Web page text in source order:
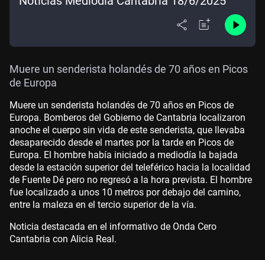
Muere un senderista holandés de 70 años en Picos
de Europa
Muere un senderista holandés de 70 años en Picos de
Europa. Bomberos del Gobierno de Cantabria localizaron
anoche el cuerpo sin vida de este senderista, que llevaba
desaparecido desde el martes por la tarde en Picos de
Europa. El hombre había iniciado a mediodía la bajada
desde la estación superior del teleférico hacia la localidad
de Fuente Dé pero no regresó a la hora prevista. El hombre
fue localizado a unos 10 metros por debajo del camino,
entre la maleza en el tercio superior de la vía.
Noticia destacada en el informativo de Onda Cero
Cantabria con Alicia Real.